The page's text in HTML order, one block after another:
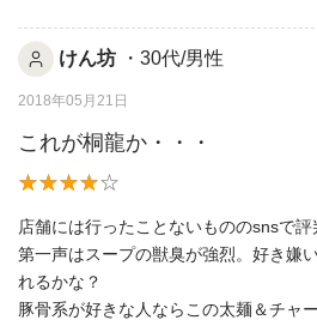
けん坊 ・30代/男性
2018年05月21日
これが桐龍か・・・
店舗には行ったことないもののsnsで評
第一声はスープの獣臭が強烈。好き嫌
れるかな？
豚骨系が好きな人ならこの太麺＆チャ